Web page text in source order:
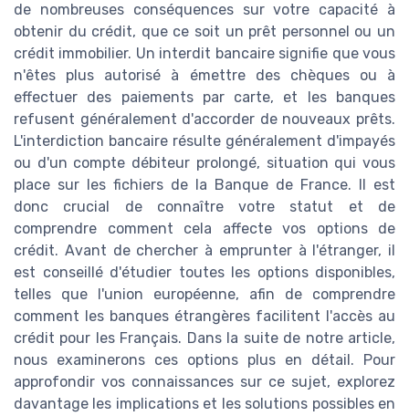
de nombreuses conséquences sur votre capacité à
obtenir du crédit, que ce soit un prêt personnel ou un
crédit immobilier. Un interdit bancaire signifie que vous
n'êtes plus autorisé à émettre des chèques ou à
effectuer des paiements par carte, et les banques
refusent généralement d'accorder de nouveaux prêts.
L'interdiction bancaire résulte généralement d'impayés
ou d'un compte débiteur prolongé, situation qui vous
place sur les fichiers de la Banque de France. Il est
donc crucial de connaître votre statut et de
comprendre comment cela affecte vos options de
crédit. Avant de chercher à emprunter à l'étranger, il
est conseillé d'étudier toutes les options disponibles,
telles que l'union européenne, afin de comprendre
comment les banques étrangères facilitent l'accès au
crédit pour les Français. Dans la suite de notre article,
nous examinerons ces options plus en détail. Pour
approfondir vos connaissances sur ce sujet, explorez
davantage les implications et les solutions possibles en